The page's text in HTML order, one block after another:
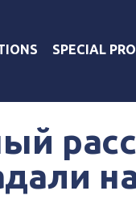
SPECIAL